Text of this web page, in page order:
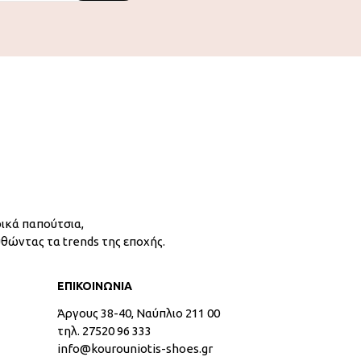
παπούτσια,
τα trends της εποχής.
ΕΠΙΚΟΙΝΩΝΙΑ
Άργους 38-40, Ναύπλιο 211 00
τηλ. 27520 96 333
info@kourouniotis-shoes.gr